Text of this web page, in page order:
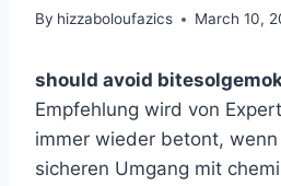
By hizzaboloufazics March 10,
should avoid
Empfehlung wird von
immer wieder betont,
sicheren Umgang mit